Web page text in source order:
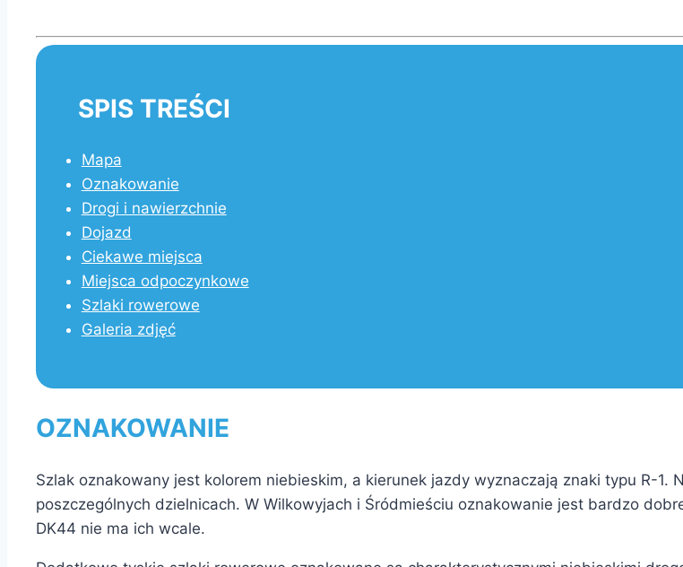
SPIS TREŚCI
Mapa
Oznakowanie
Drogi i nawierzchnie
Dojazd
Ciekawe miejsca
Miejsca odpoczynkowe
Szlaki rowerowe
Galeria zdjęć
OZNAKOWANIE
Szlak oznakowany jest kolorem niebieskim, a kierunek jazdy wyznaczają znaki typu R-
poszczególnych dzielnicach. W Wilkowyjach i Śródmieściu oznakowanie jest bardzo
DK44 nie ma ich wcale.